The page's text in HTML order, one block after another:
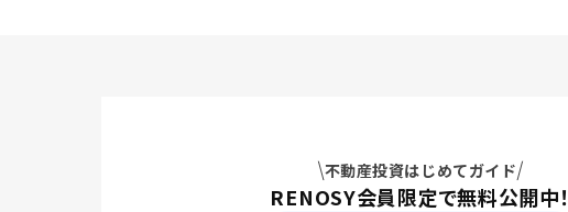
不動産投資はじめてガイド
RENOSY会員限定で無料公開中！